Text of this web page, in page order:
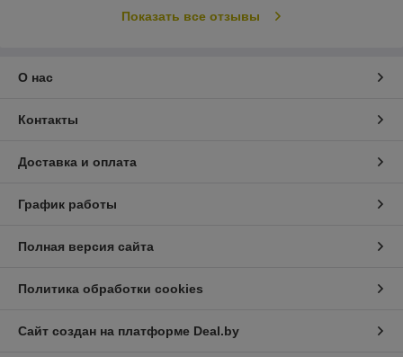
Показать все отзывы
О нас
Контакты
Доставка и оплата
График работы
Полная версия сайта
Политика обработки cookies
Сайт создан на платформе Deal.by